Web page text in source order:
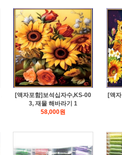
[액자포함]보석십자수,KS-00
3, 재물 해바라기 1
58,000원
[액